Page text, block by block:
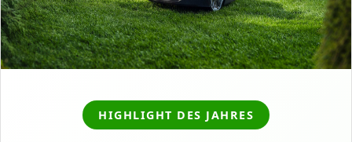
HIGHLIGHT DES JAHRES